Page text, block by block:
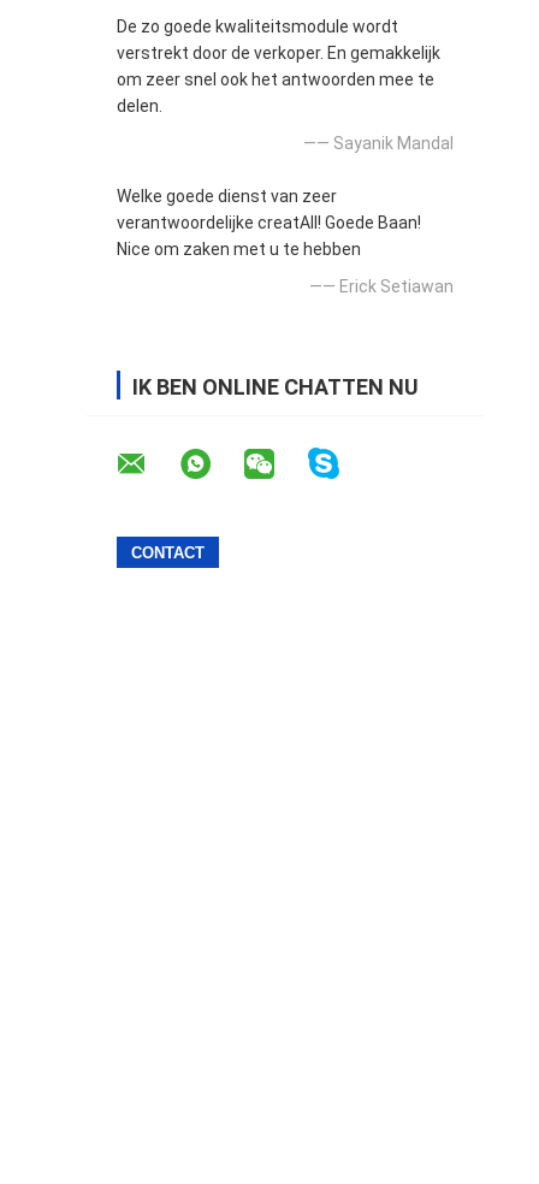
De zo goede kwaliteitsmodule wordt
verstrekt door de verkoper. En gemakkelijk
om zeer snel ook het antwoorden mee te
delen.
—— Sayanik Mandal
Welke goede dienst van zeer
verantwoordelijke creatAll! Goede Baan!
Nice om zaken met u te hebben
—— Erick Setiawan
IK BEN ONLINE CHATTEN NU